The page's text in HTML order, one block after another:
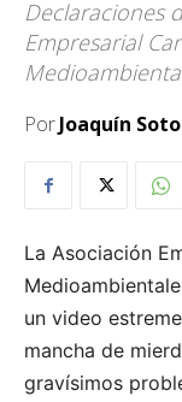
Declaraciones
Empresarial
PorJoaquín Soto
La Asociación
un video
mancha de
gravísimos